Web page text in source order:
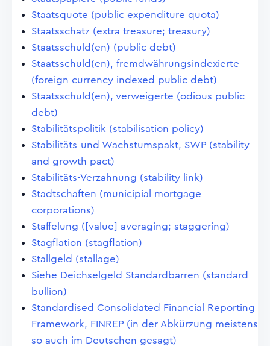
Staatsquote (public expenditure quota)
Staatsschatz (extra treasure; treasury)
Staatsschuld(en) (public debt)
Staatsschuld(en), fremdwährungsindexierte
(foreign currency indexed public debt)
Staatsschuld(en), verweigerte (odious public
debt)
Stabilitätspolitik (stabilisation policy)
Stabilitäts-und Wachstumspakt, SWP (stability
and growth pact)
Stabilitäts-Verzahnung (stability link)
Stadtschaften (municipial mortgage
corporations)
Staffelung ([value] averaging; staggering)
Stagflation (stagflation)
Stallgeld (stallage)
Siehe Deichselgeld Standardbarren (standard
bullion)
Standardised Consolidated Financial Reporting
Framework, FINREP (in der Abkürzung meistens
so auch im Deutschen gesagt)